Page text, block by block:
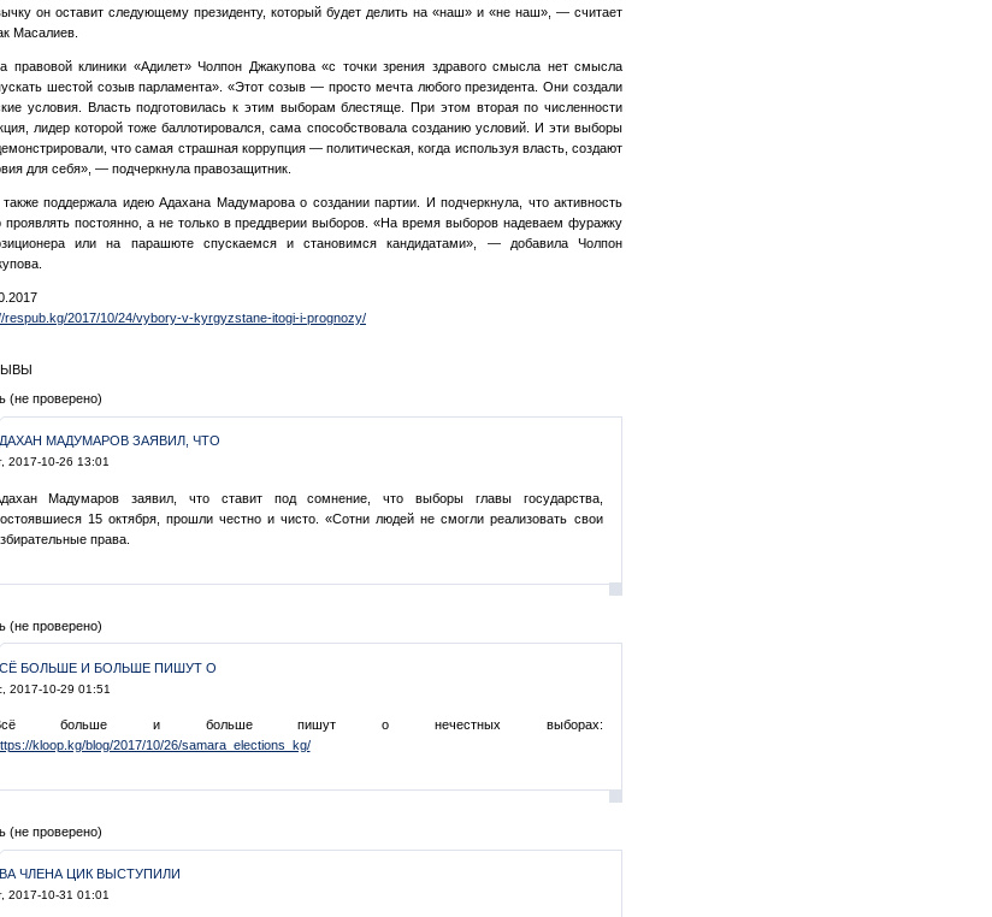
он оставит следующему президенту, который будет делить на «наш» и «не наш», — считает
Масалиев.
правовой клиники «Адилет» Чолпон Джакупова «с точки зрения здравого смысла нет смысла
шестой созыв парламента». «Этот созыв — просто мечта любого президента. Они создали
условия. Власть подготовилась к этим выборам блестяще. При этом вторая по численности
лидер которой тоже баллотировался, сама способствовала созданию условий. И эти выборы
что самая страшная коррупция — политическая, когда используя власть, создают
для себя», — подчеркнула правозащитник.
поддержала идею Адахана Мадумарова о создании партии. И подчеркнула, что активность
проявлять постоянно, а не только в преддверии выборов. «На время выборов надеваем фуражку
или на парашюте спускаемся и становимся кандидатами», — добавила Чолпон
respub.kg/2017/10/24/vybory-v-kyrgyzstane-itogi-i-prognozy/
(не проверено)
МАДУМАРОВ ЗАЯВИЛ, ЧТО
2017-10-26 13:01
Мадумаров заявил, что ставит под сомнение, что выборы главы государства,
15 октября, прошли честно и чисто. «Сотни людей не смогли реализовать свои
права.
(не проверено)
БОЛЬШЕ И БОЛЬШЕ ПИШУТ О
2017-10-29 01:51
больше и больше пишут о нечестных выборах:
kloop.kg/blog/2017/10/26/samara_elections_kg/
(не проверено)
ЧЛЕНА ЦИК ВЫСТУПИЛИ
2017-10-31 01:01